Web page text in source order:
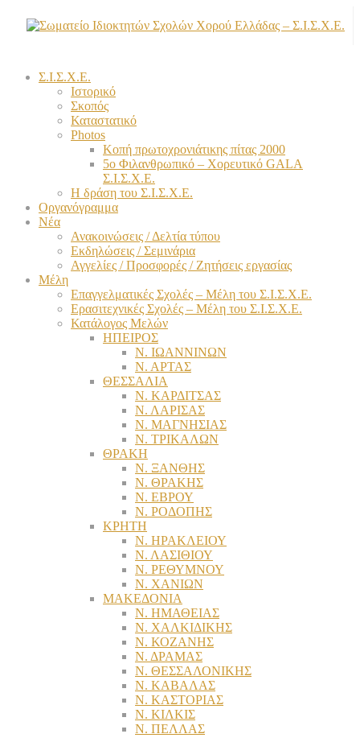
Σ.Ι.Σ.Χ.Ε.
Ιστορικό
Σκοπός
Καταστατικό
Photos
Κοπή πρωτοχρονιάτικης πίτας 2000
5ο Φιλανθρωπικό – Χορευτικό GALA
Σ.Ι.Σ.Χ.Ε.
Η δράση του Σ.Ι.Σ.Χ.Ε.
Οργανόγραμμα
Νέα
Ανακοινώσεις / Δελτία τύπου
Εκδηλώσεις / Σεμινάρια
Αγγελίες / Προσφορές / Ζητήσεις εργασίας
Μέλη
Επαγγελματικές Σχολές – Μέλη του Σ.Ι.Σ.Χ.Ε.
Ερασιτεχνικές Σχολές – Μέλη του Σ.Ι.Σ.Χ.Ε.
Κατάλογος Μελών
ΗΠΕΙΡΟΣ
Ν. ΙΩΑΝΝΙΝΩΝ
Ν. ΑΡΤΑΣ
ΘΕΣΣΑΛΙΑ
Ν. ΚΑΡΔΙΤΣΑΣ
Ν. ΛΑΡΙΣΑΣ
Ν. ΜΑΓΝΗΣΙΑΣ
Ν. ΤΡΙΚΑΛΩΝ
ΘΡΑΚΗ
Ν. ΞΑΝΘΗΣ
Ν. ΘΡΑΚΗΣ
Ν. ΕΒΡΟΥ
Ν. ΡΟΔΟΠΗΣ
ΚΡΗΤΗ
Ν. ΗΡΑΚΛΕΙΟΥ
Ν. ΛΑΣΙΘΙΟΥ
Ν. ΡΕΘΥΜΝΟΥ
Ν. ΧΑΝΙΩΝ
ΜΑΚΕΔΟΝΙΑ
Ν. ΗΜΑΘΕΙΑΣ
Ν. ΧΑΛΚΙΔΙΚΗΣ
Ν. ΚΟΖΑΝΗΣ
Ν. ΔΡΑΜΑΣ
Ν. ΘΕΣΣΑΛΟΝΙΚΗΣ
Ν. ΚΑΒΑΛΑΣ
Ν. ΚΑΣΤΟΡΙΑΣ
Ν. ΚΙΛΚΙΣ
Ν. ΠΕΛΛΑΣ